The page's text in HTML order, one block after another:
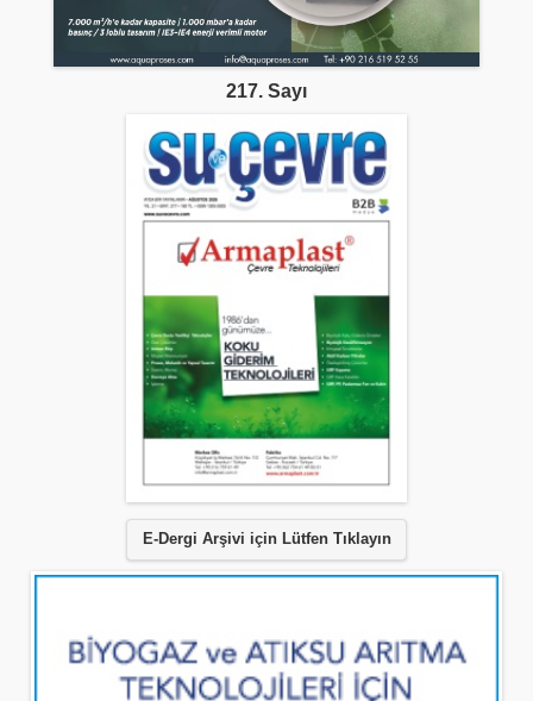
217. Sayı
E-Dergi Arşivi için Lütfen Tıklayın